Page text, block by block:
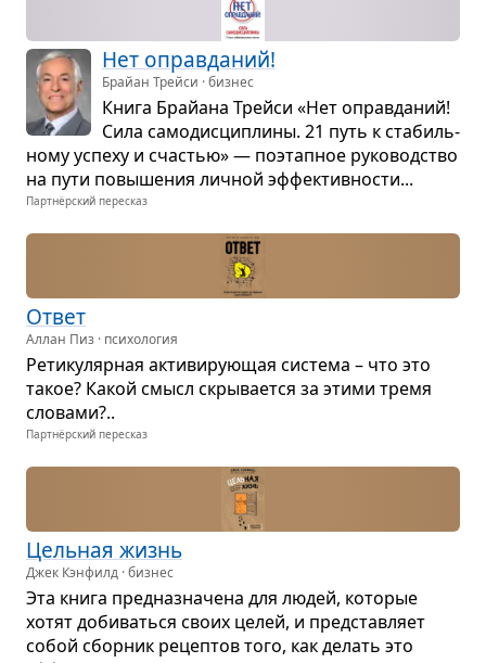
Нет оправ­да­ний!
Брайан Трейси · бизнес
Книга Брайана Трейси «Нет оправ­да­ний!
Сила само­дис­ци­плины. 21 путь к ста­биль­
ному успеху и сча­стью» — поэтап­ное руко­вод­ство
на пути повы­ше­ния лич­ной эффек­тив­но­сти...
Партнёрский пересказ
Ответ
Аллан Пиз · психология
Рети­ку­ляр­ная акти­ви­ру­ю­щая система – что это
такое? Какой смысл скры­ва­ется за этими тремя
сло­вами?..
Партнёрский пересказ
Цель­ная жизнь
Джек Кэнфилд · бизнес
Эта книга пред­на­зна­чена для людей, кото­рые
хотят доби­ваться своих целей, и пред­став­ляет
собой сбор­ник рецеп­тов того, как делать это